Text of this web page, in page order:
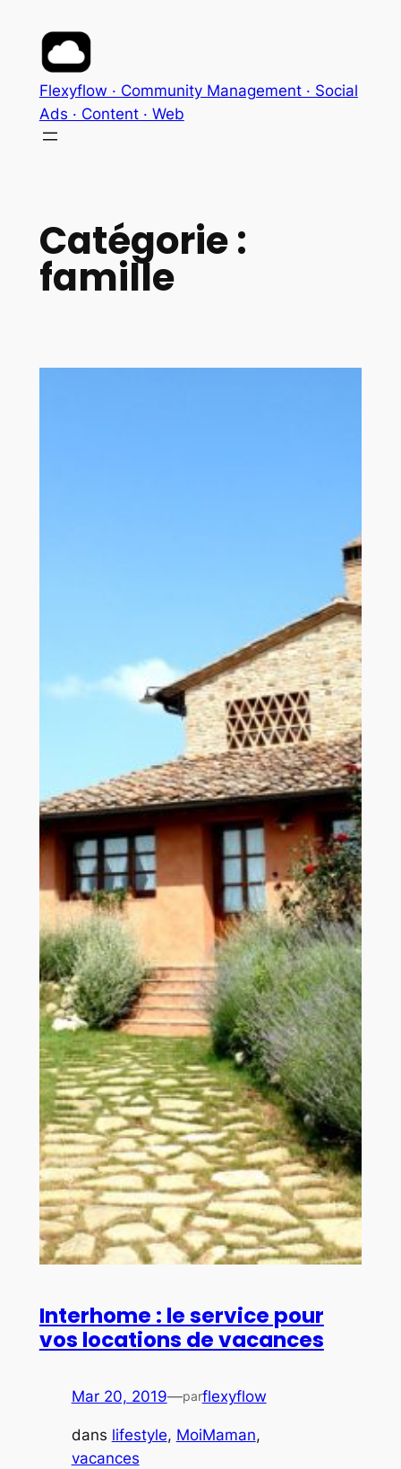
contenu
Flexyflow · Community Management · Social
Ads · Content · Web
Catégorie :
famille
Interhome : le service pour
vos locations de vacances
Mar 20, 2019—parflexyflow
dans lifestyle, MoiMaman
vacances